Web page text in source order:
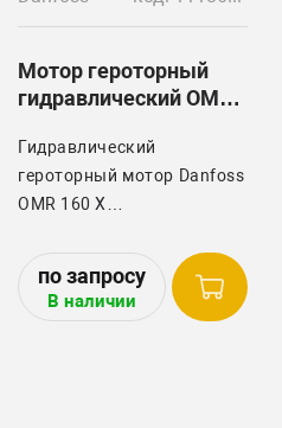
Мотор героторный
гидравлический OMR
Гидравлический
героторный мотор Danfoss
OMR 160 X
свеклоуборочных
комбайнах Holmer и Ropa
272020.
В наличии